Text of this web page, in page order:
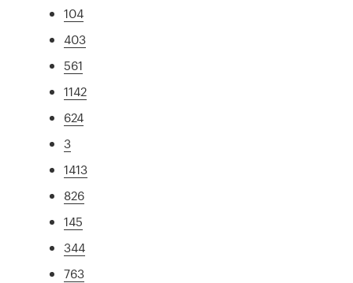
104
403
561
1142
624
3
1413
826
145
344
763